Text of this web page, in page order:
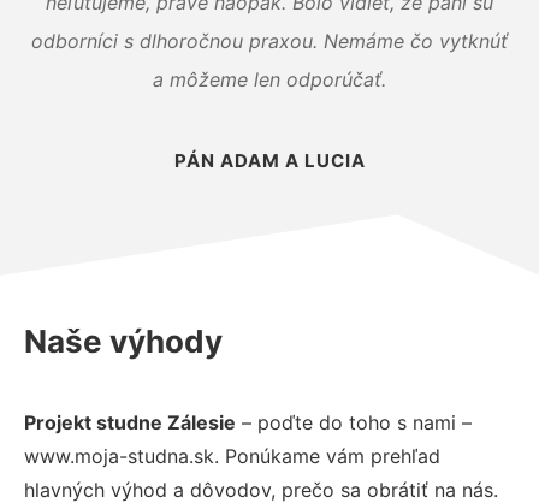
odborníci s dlhoročnou praxou. Nemáme čo vytknúť
a môžeme len odporúčať.
PÁN ADAM A LUCIA
Naše výhody
Projekt studne Zálesie – poďte do toho s nami –
www.moja-studna.sk. Ponúkame vám prehľad
hlavných výhod a dôvodov, prečo sa obrátiť na nás.